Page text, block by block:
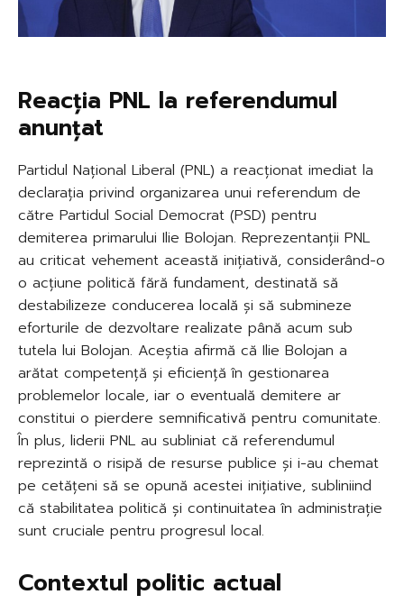
Reacția PNL la referendumul
anunțat
Partidul Național Liberal (PNL) a reacționat imediat la
declarația privind organizarea unui referendum de
către Partidul Social Democrat (PSD) pentru
demiterea primarului Ilie Bolojan. Reprezentanții PNL
au criticat vehement această inițiativă, considerând-o
o acțiune politică fără fundament, destinată să
destabilizeze conducerea locală și să submineze
eforturile de dezvoltare realizate până acum sub
tutela lui Bolojan. Aceștia afirmă că Ilie Bolojan a
arătat competență și eficiență în gestionarea
problemelor locale, iar o eventuală demitere ar
constitui o pierdere semnificativă pentru comunitate.
În plus, liderii PNL au subliniat că referendumul
reprezintă o risipă de resurse publice și i-au chemat
pe cetățeni să se opună acestei inițiative, subliniind
că stabilitatea politică și continuitatea în administrație
sunt cruciale pentru progresul local.
Contextul politic actual